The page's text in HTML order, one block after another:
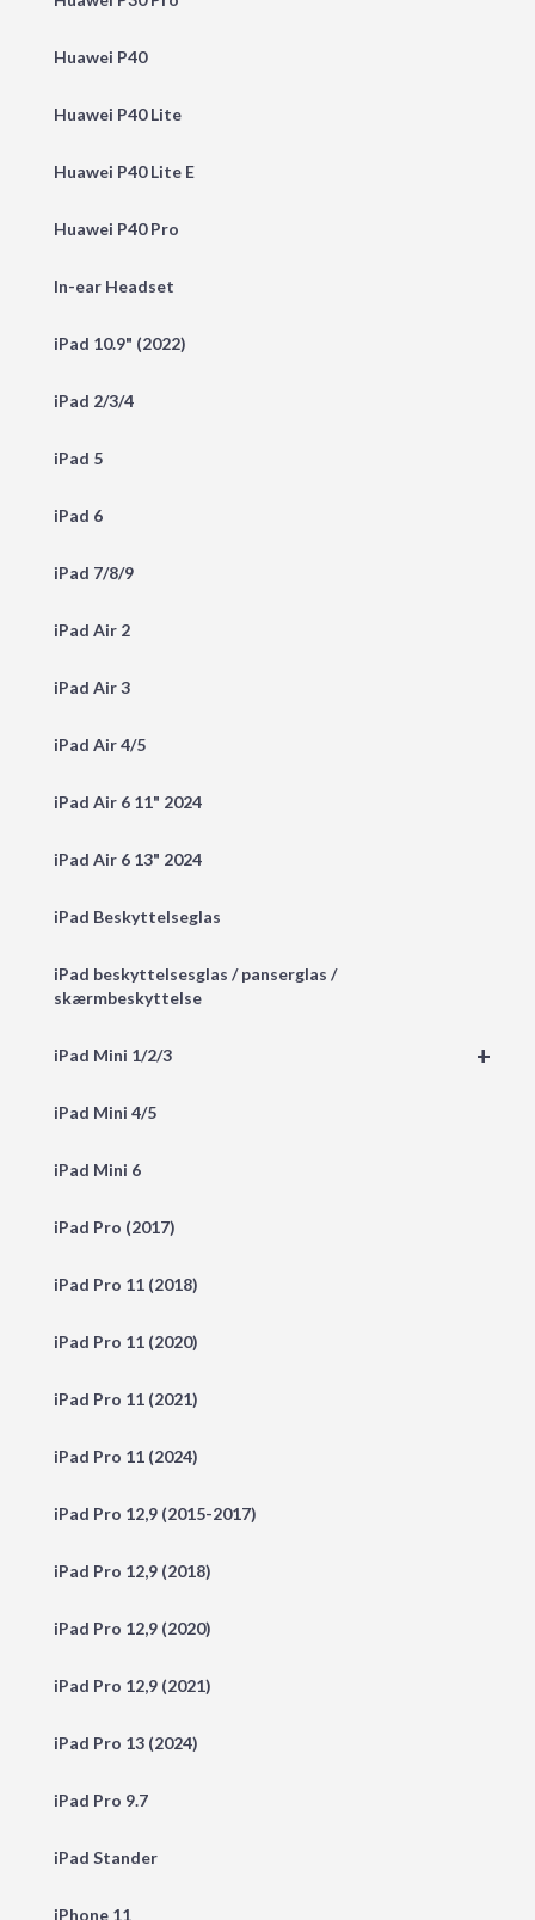
Huawei P40
Huawei P40 Lite
Huawei P40 Lite E
Huawei P40 Pro
In-ear Headset
iPad 10.9" (2022)
iPad 2/3/4
iPad 5
iPad 6
iPad 7/8/9
iPad Air 2
iPad Air 3
iPad Air 4/5
iPad Air 6 11" 2024
iPad Air 6 13" 2024
iPad Beskyttelseglas
iPad beskyttelsesglas / panserglas /
skærmbeskyttelse
+
iPad Mini 1/2/3
iPad Mini 4/5
iPad Mini 6
iPad Pro (2017)
iPad Pro 11 (2018)
iPad Pro 11 (2020)
iPad Pro 11 (2021)
iPad Pro 11 (2024)
iPad Pro 12,9 (2015-2017)
iPad Pro 12,9 (2018)
iPad Pro 12,9 (2020)
iPad Pro 12,9 (2021)
iPad Pro 13 (2024)
iPad Pro 9.7
iPad Stander
iPhone 11